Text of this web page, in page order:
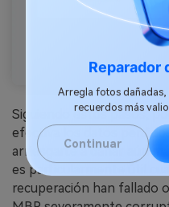
Reparador
Arregla fotos dañadas,
recuerdos más
Siguiendo estos pasos,
efectiva los datos
arriesgarte a dañar aún
es particularmente útil
recuperación han fallado